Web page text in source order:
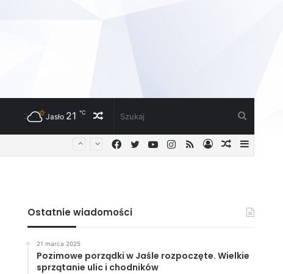
Losowy
artykuł
Jasło 21 ℃
Losowy
Zaloguj
RSS
Instagram
YouTube
Twitter
Facebook
Ostatnie wiadomości
21 marca 2025
Pozimowe porządki w Jaśle rozpoczęte. Wielkie
sprzątanie ulic i chodników